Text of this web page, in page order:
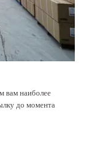
вам наиболее
до момента